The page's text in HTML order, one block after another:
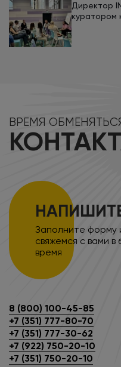
Директор
куратором
кемп 2026»
ВРЕМЯ
Заполните форму
свяжемся с вами
время
8 (800) 100-45-85
+7 (351) 777-80-70
+7 (351) 777-30-62
+7 (922) 750-20-10
+7 (351) 750-20-10